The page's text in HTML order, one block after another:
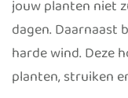
jouw planten niet
dagen. Daarnaast
harde wind. Deze
planten, struiken